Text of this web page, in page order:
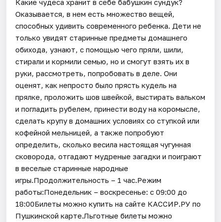
Какие чудеса хранит в себе бабушкин сундук?
Оказывается, в нем есть множество вещей,
способных удивить современного ребенка. Дети не
только увидят старинные предметы домашнего
обихода, узнают, с помощью чего пряли, шили,
стирали и кормили семью, но и смогут взять их в
руки, рассмотреть, попробовать в деле. Они
оценят, как непросто было прясть кудель на
прялке, проложить шов швейкой, выстирать вальком
и погладить рубелем, принести воду на коромысле,
сделать крупу в домашних условиях со ступкой или
кофейной мельницей, а также попробуют
определить, сколько весила настоящая чугунная
сковорода, отгадают мудреные загадки и поиграют
в веселые старинные народные
игры.Продолжительность – 1 час.Режим
работы:Понедельник – воскресенье: с 09:00 до
18:00Билеты можно купить на сайте КАССИР.РУ по
Пушкинской карте.Льготные билеты можно